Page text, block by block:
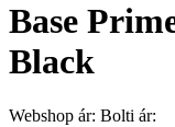
Base
Black
Webshop ár: Bolti ár: